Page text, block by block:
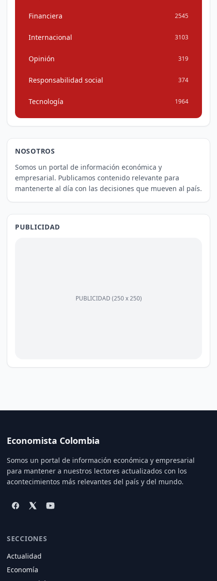
Financiera 2545
Internacional 3103
Opinión 319
Responsabilidad social 374
Tecnología 1964
NOSOTROS
Somos un portal de información económica y
empresarial. Publicamos contenido relevante para
mantenerte al día con las decisiones que mueven al país.
PUBLICIDAD
PUBLICIDAD (250 x 250)
Economista Colombia
Somos un portal de información económica y empresarial
para mantener a nuestros lectores actualizados con los
acontecimientos más relevantes del país y del mundo.
SECCIONES
Actualidad
Economía